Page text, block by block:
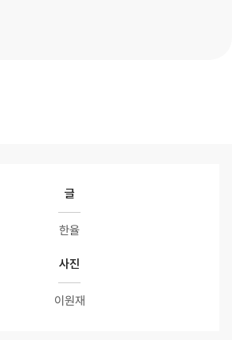
글
한율
사진
이원재